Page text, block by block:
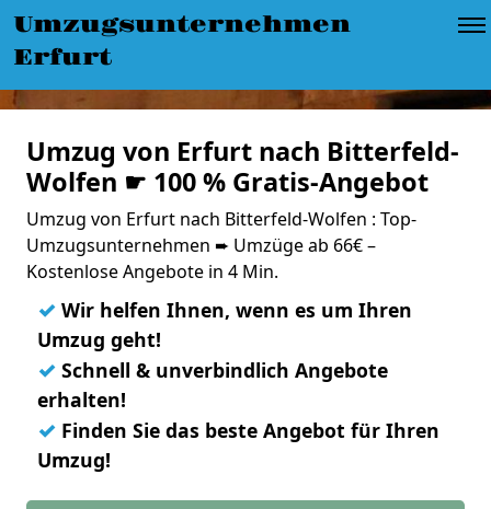
Umzugsunternehmen
Erfurt
Umzug von Erfurt nach Bitterfeld-
Wolfen ☛ 100 % Gratis-Angebot
Umzug von Erfurt nach Bitterfeld-Wolfen : Top-
Umzugsunternehmen ➨ Umzüge ab 66€ –
Kostenlose Angebote in 4 Min.
✓ Wir helfen Ihnen, wenn es um Ihren
Umzug geht!
✓ Schnell & unverbindlich Angebote
erhalten!
✓ Finden Sie das beste Angebot für Ihren
Umzug!